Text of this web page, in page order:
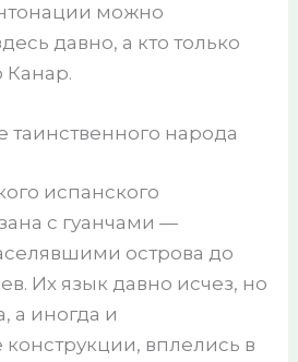
можно
давно, а кто только
Канар.
таинственного народа
испанского
с гуанчами —
острова до
Их язык давно исчез, но
а иногда и
вплелись в